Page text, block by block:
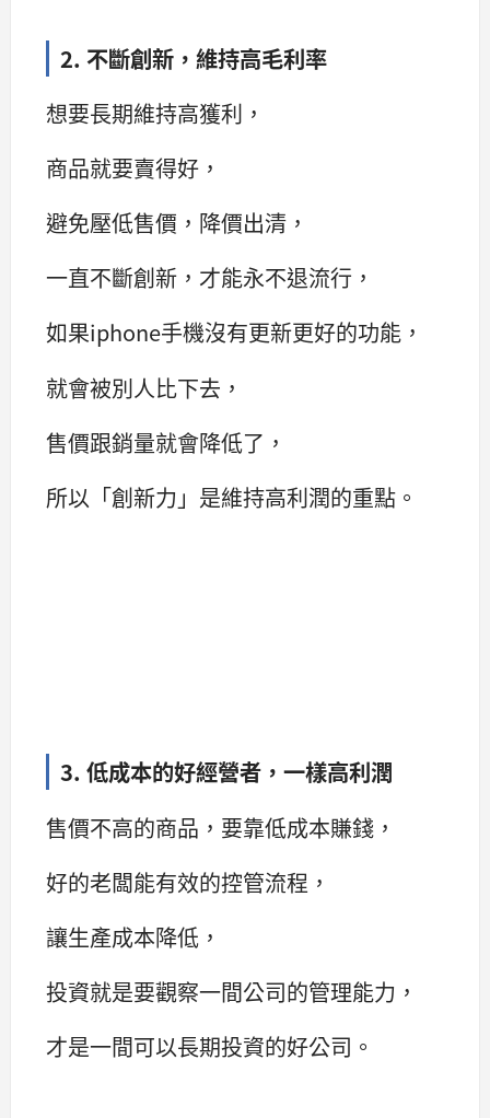
2. 不斷創新，維持高毛利率
想要長期維持高獲利，
商品就要賣得好，
避免壓低售價，降價出清，
一直不斷創新，才能永不退流行，
如果iphone手機沒有更新更好的功能，
就會被別人比下去，
售價跟銷量就會降低了，
所以「創新力」是維持高利潤的重點。
3. 低成本的好經營者，一樣高利潤
售價不高的商品，要靠低成本賺錢，
好的老闆能有效的控管流程，
讓生產成本降低，
投資就是要觀察一間公司的管理能力，
才是一間可以長期投資的好公司。